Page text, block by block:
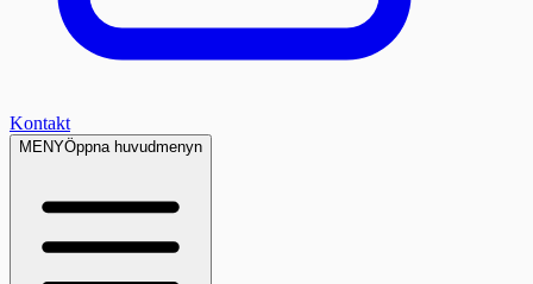
Kontakt
MENYÖppna huvudmenyn